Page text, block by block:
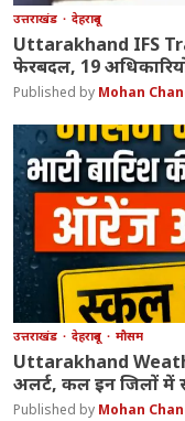
उत्तराखंड देहरादून
Uttarakhand IFS
फेरबदल, 19
Mohan
उत्तराखंड देहरादून मौसम
Uttarakhand
अलर्ट, कल इन जिलों में
Mohan